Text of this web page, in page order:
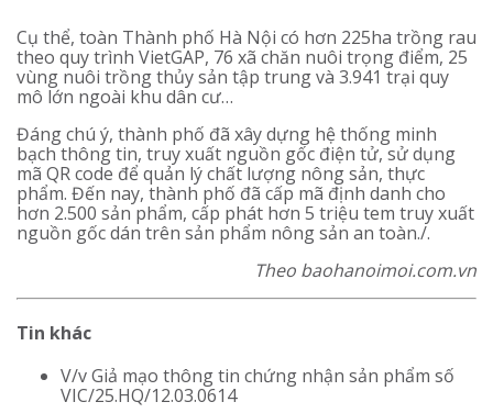
Cụ thể, toàn Thành phố Hà Nội có hơn 225ha trồng rau
theo quy trình VietGAP, 76 xã chăn nuôi trọng điểm, 25
vùng nuôi trồng thủy sản tập trung và 3.941 trại quy
mô lớn ngoài khu dân cư…
Đáng chú ý, thành phố đã xây dựng hệ thống minh
bạch thông tin, truy xuất nguồn gốc điện tử, sử dụng
mã QR code để quản lý chất lượng nông sản, thực
phẩm. Đến nay, thành phố đã cấp mã định danh cho
hơn 2.500 sản phẩm, cấp phát hơn 5 triệu tem truy xuất
nguồn gốc dán trên sản phẩm nông sản an toàn./.
Theo baohanoimoi.com.vn
Tin khác
V/v Giả mạo thông tin chứng nhận sản phẩm số
VIC/25.HQ/12.03.0614